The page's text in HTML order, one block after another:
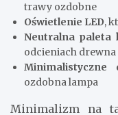
trawy ozdobne
Oświetlenie LED,
Neutralna paleta
odcieniach drewna
Minimalistyczne
ozdobna lampa
Minimalizm na